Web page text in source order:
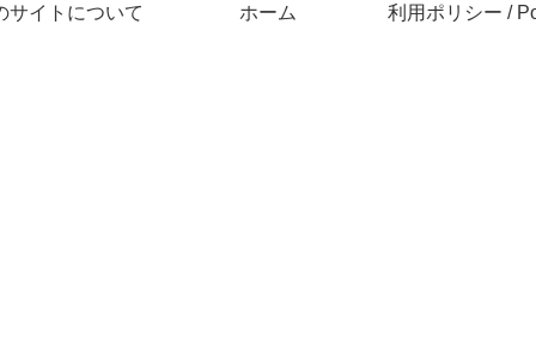
サイトについて ホーム 利用ポリシー /